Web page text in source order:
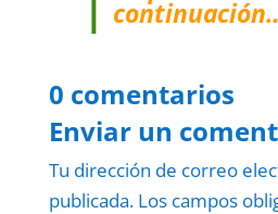
0 comentarios
Enviar un
Tu dirección de correo
publicada. Los campos